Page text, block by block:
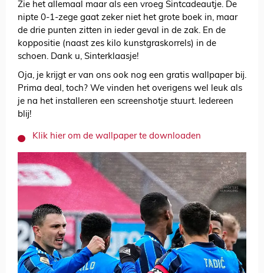
Zie het allemaal maar als een vroeg Sintcadeautje. De
nipte 0-1-zege gaat zeker niet het grote boek in, maar
de drie punten zitten in ieder geval in de zak. En de
koppositie (naast zes kilo kunstgraskorrels) in de
schoen. Dank u, Sinterklaasje!
Oja, je krijgt er van ons ook nog een gratis wallpaper bij.
Prima deal, toch? We vinden het overigens wel leuk als
je na het installeren een screenshotje stuurt. Iedereen
blij!
Klik hier om de wallpaper te downloaden